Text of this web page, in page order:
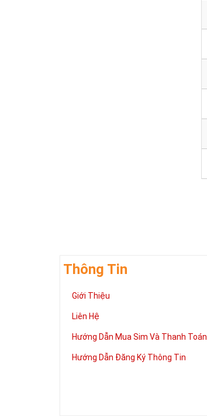
Thông Tin
Giới Thiệu
Liên Hệ
Hướng Dẫn Mua Sim Và Thanh Toán
Hướng Dẫn Đăng Ký Thông Tin